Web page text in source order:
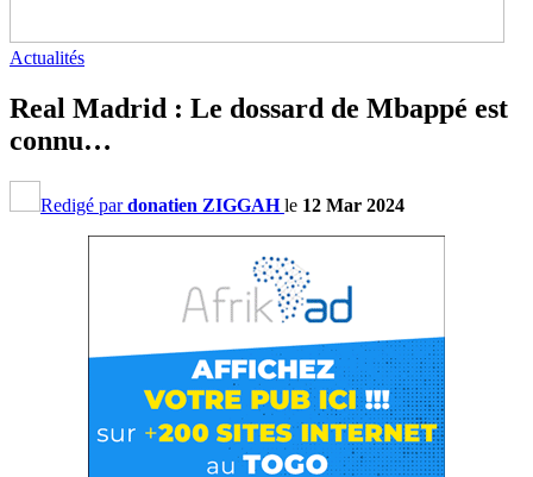
Actualités
Real Madrid : Le dossard de Mbappé est
connu…
Redigé pardonatien ZIGGAH le 12 Mar 2024